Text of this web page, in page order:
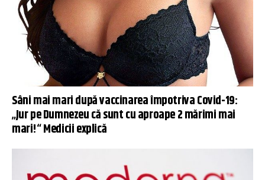
Sâni mai mari după vaccinarea împotriva Covid-19:
„Jur pe Dumnezeu că sunt cu aproape 2 mărimi mai
mari!“ Medicii explică